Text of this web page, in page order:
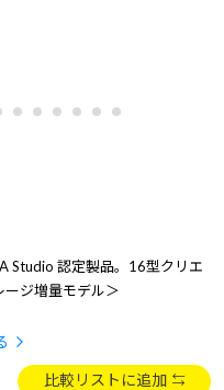
Studio 認定製品。16型クリエ
ージ増量モデル＞
比較リストに追加